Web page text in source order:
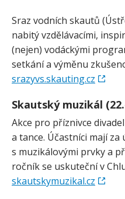
Sraz vodních skautů
nabitý vzdělávacími,
(nejen) vodáckými
setkání a výměnu
srazyvs.skauting.cz
Skautský muzikál
Akce pro příznivce
a tance. Účastníci mají
s muzikálovými prvky a
ročník se uskuteční v
skautskymuzikal.cz